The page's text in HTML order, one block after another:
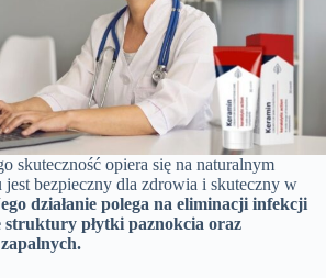
skuteczność opiera się na naturalnym
jest bezpieczny dla zdrowia i skuteczny w
działanie polega na eliminacji infekcji
struktury płytki paznokcia oraz